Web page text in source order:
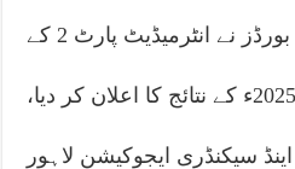
پنجاب بھر کے تعلیمی بورڈز نے انٹرمیڈیٹ پارٹ 2 کے
سالانہ امتحانات 2025ء کے نتائج کا اعلان کر دیا،
سیکنڈری ایجوکیشن لاہور